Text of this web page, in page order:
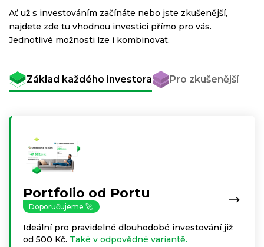
Ať už s investováním začínáte nebo jste zkušenější,
najdete zde tu vhodnou investici přímo pro vás.
Jednotlivé možnosti lze i kombinovat.
Základ každého investora Pro zkušenější
Portfolio od Portu
Doporučujeme 🚀
Ideální pro pravidelné dlouhodobé investování již
od 500 Kč. Také v odpovědné variantě.